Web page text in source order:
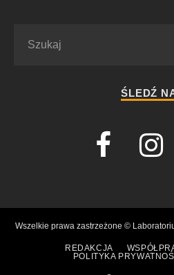
ŚLEDŹ
Wszelkie prawa zastrzeżone ©
REDAKCJA
POLITYKA